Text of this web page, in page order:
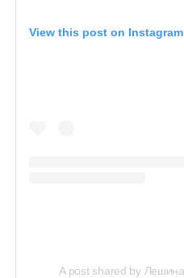
View this post on Instagram